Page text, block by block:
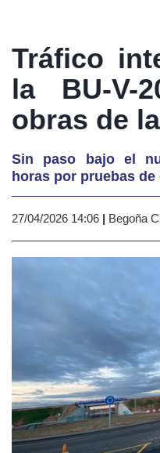
Tráfico
la BU-V-
obras de
Sin paso bajo el
horas por pruebas
27/04/2026 14:06 | Begoña